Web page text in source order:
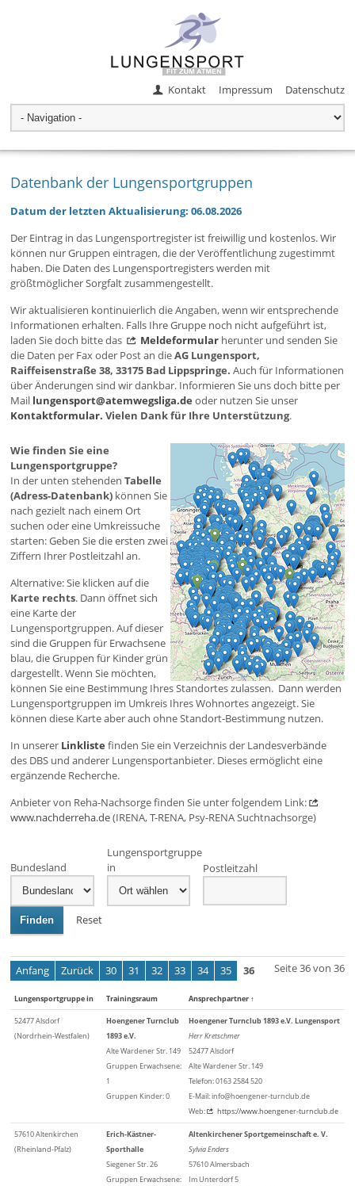
Kontakt Impressum Datenschutz
Datenbank der Lungensportgruppen
Datum der letzten Aktualisierung: 06.08.2026
Der Eintrag in das Lungensportregister ist freiwillig und kostenlos. Wir
können nur Gruppen eintragen, die der Veröffentlichung zugestimmt
haben. Die Daten des Lungensportregisters werden mit
größtmöglicher Sorgfalt zusammengestellt.
Wir aktualisieren kontinuierlich die Angaben, wenn wir entsprechende
Informationen erhalten. Falls Ihre Gruppe noch nicht aufgeführt ist,
laden Sie doch bitte das
Meldeformular herunter und senden Sie
die Daten per Fax oder Post an dieAG Lungensport,
Raiffeisenstraße 38, 33175 Bad Lippspringe. Auch für Informationen
über Änderungen sind wir dankbar. Informieren Sie uns doch bitte per
Mail lungensport@atemwegsliga.de oder nutzen Sie unser
Kontaktformular. Vielen Dank für Ihre Unterstützung.
Wie finden Sie eine
Lungensportgruppe?
In der unten stehenden Tabelle
(Adress-Datenbank) können Sie
nach gezielt nach einem Ort
suchen oder eine Umkreissuche
starten: Geben Sie die ersten zwei
Ziffern Ihrer Postleitzahl an.
Alternative: Sie klicken auf die
Karte rechts. Dann öffnet sich
eine Karte der
Lungensportgruppen. Auf dieser
sind die Gruppen für Erwachsene
blau, die Gruppen für Kinder grün
dargestellt. Wenn Sie möchten,
können Sie eine Bestimmung Ihres Standortes zulassen. Dann werden
Lungensportgruppen im Umkreis Ihres Wohnortes angezeigt. Sie
können diese Karte aber auch ohne Standort-Bestimmung nutzen.
In unserer Linkliste finden Sie ein Verzeichnis der Landesverbände
des DBS und anderer Lungensportanbieter. Dieses ermöglicht eine
ergänzende Recherche.
Anbieter von Reha-Nachsorge finden Sie unter folgendem Link:
www.nachderreha.de(IRENA, T-RENA, Psy-RENA Suchtnachsorge)
Bundesland
Lungensportgruppe
in
Postleitzahl
Finden Reset
Seite 36 von 36
Anfang Zurück 30 31 32 33 34 35 36
Lungensportgruppe in Trainingsraum Ansprechpartner ↑
52477 Alsdorf
(Nordrhein-Westfalen)
Hoengener Turnclub
1893 e.V.
Alte Wardener Str. 149
Gruppen Erwachsene:
1
Gruppen Kinder: 0
Hoengener Turnclub 1893 e.V. Lungensport
Herr Kretschmer
52477 Alsdorf
Alte Wardener Str. 149
Telefon: 0163 2584 520
E-Mail: info@hoengener-turnclub.de
Web:
https://www.hoengener-turnclub.de
57610 Altenkirchen
(Rheinland-Pfalz)
Erich-Kästner-
Sporthalle
Siegener Str. 26
Gruppen Erwachsene:
Altenkirchener Sportgemeinschaft e. V.
Sylvia Enders
57610 Almersbach
Im Unterdorf 5